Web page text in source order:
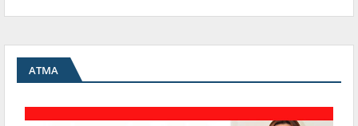
ATMA